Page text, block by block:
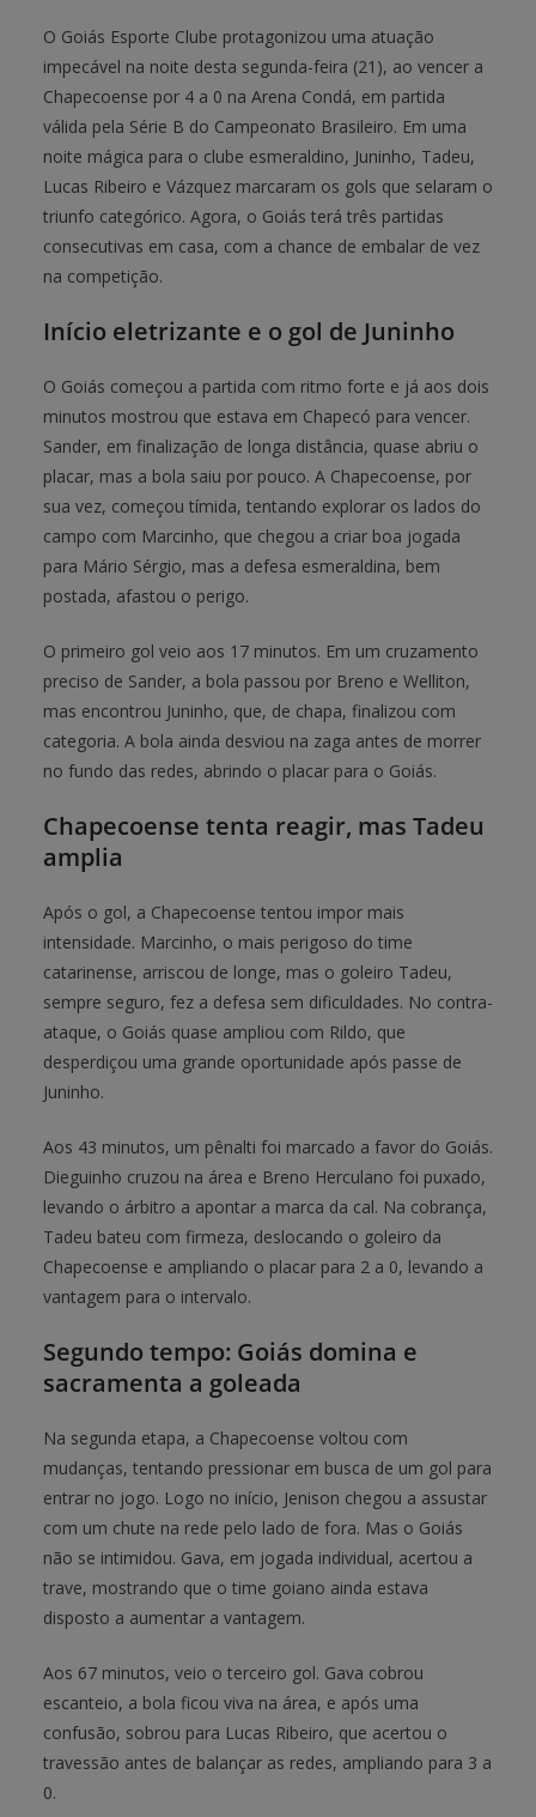
O Goiás Esporte Clube protagonizou uma atuação
impecável na noite desta segunda-feira (21), ao vencer a
Chapecoense por 4 a 0 na Arena Condá, em partida
válida pela Série B do Campeonato Brasileiro. Em uma
noite mágica para o clube esmeraldino, Juninho, Tadeu,
Lucas Ribeiro e Vázquez marcaram os gols que selaram o
triunfo categórico. Agora, o Goiás terá três partidas
consecutivas em casa, com a chance de embalar de vez
na competição.
Início eletrizante e o gol de Juninho
O Goiás começou a partida com ritmo forte e já aos dois
minutos mostrou que estava em Chapecó para vencer.
Sander, em finalização de longa distância, quase abriu o
placar, mas a bola saiu por pouco. A Chapecoense, por
sua vez, começou tímida, tentando explorar os lados do
campo com Marcinho, que chegou a criar boa jogada
para Mário Sérgio, mas a defesa esmeraldina, bem
postada, afastou o perigo.
O primeiro gol veio aos 17 minutos. Em um cruzamento
preciso de Sander, a bola passou por Breno e Welliton,
mas encontrou Juninho, que, de chapa, finalizou com
categoria. A bola ainda desviou na zaga antes de morrer
no fundo das redes, abrindo o placar para o Goiás.
Chapecoense tenta reagir, mas Tadeu
amplia
Após o gol, a Chapecoense tentou impor mais
intensidade. Marcinho, o mais perigoso do time
catarinense, arriscou de longe, mas o goleiro Tadeu,
sempre seguro, fez a defesa sem dificuldades. No contra-
ataque, o Goiás quase ampliou com Rildo, que
desperdiçou uma grande oportunidade após passe de
Juninho.
Aos 43 minutos, um pênalti foi marcado a favor do Goiás.
Dieguinho cruzou na área e Breno Herculano foi puxado,
levando o árbitro a apontar a marca da cal. Na cobrança,
Tadeu bateu com firmeza, deslocando o goleiro da
Chapecoense e ampliando o placar para 2 a 0, levando a
vantagem para o intervalo.
Segundo tempo: Goiás domina e
sacramenta a goleada
Na segunda etapa, a Chapecoense voltou com
mudanças, tentando pressionar em busca de um gol para
entrar no jogo. Logo no início, Jenison chegou a assustar
com um chute na rede pelo lado de fora. Mas o Goiás
não se intimidou. Gava, em jogada individual, acertou a
trave, mostrando que o time goiano ainda estava
disposto a aumentar a vantagem.
Aos 67 minutos, veio o terceiro gol. Gava cobrou
escanteio, a bola ficou viva na área, e após uma
confusão, sobrou para Lucas Ribeiro, que acertou o
travessão antes de balançar as redes, ampliando para 3 a
0.